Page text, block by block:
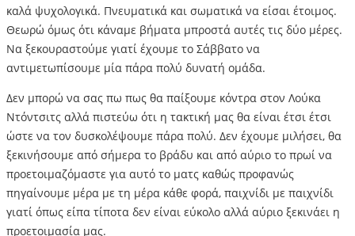
καλά ψυχολογικά. Πνευματικά και σωματικά να είσαι έτοιμος.
Θεωρώ όμως ότι κάναμε βήματα μπροστά αυτές τις δύο μέρες.
Να ξεκουραστούμε γιατί έχουμε το Σάββατο να
αντιμετωπίσουμε μία πάρα πολύ δυνατή ομάδα.
Δεν μπορώ να σας πω πως θα παίξουμε κόντρα στον Λούκα
Ντόντσιτς αλλά πιστεύω ότι η τακτική μας θα είναι έτσι έτσι
ώστε να τον δυσκολέψουμε πάρα πολύ. Δεν έχουμε μιλήσει, θα
ξεκινήσουμε από σήμερα το βράδυ και από αύριο το πρωί να
προετοιμαζόμαστε για αυτό το ματς καθώς προφανώς
πηγαίνουμε μέρα με τη μέρα κάθε φορά, παιχνίδι με παιχνίδι
γιατί όπως είπα τίποτα δεν είναι εύκολο αλλά αύριο ξεκινάει η
προετοιμασία μας.